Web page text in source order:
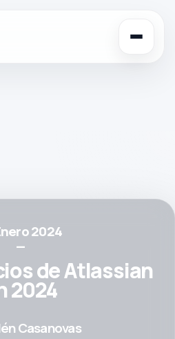
2024
—
de Atlassian
2024
Casanovas